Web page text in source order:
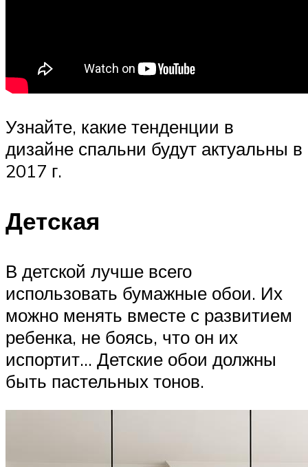
Узнайте, какие тенденции в
дизайне спальни будут актуальны в
2017 г.
Детская
В детской лучше всего
использовать бумажные обои. Их
можно менять вместе с развитием
ребенка, не боясь, что он их
испортит… Детские обои должны
быть пастельных тонов.